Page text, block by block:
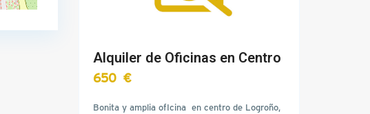
Alquiler de Oficinas en Centro
650 €
Bonita y amplia ofIcina en centro de Logroño,